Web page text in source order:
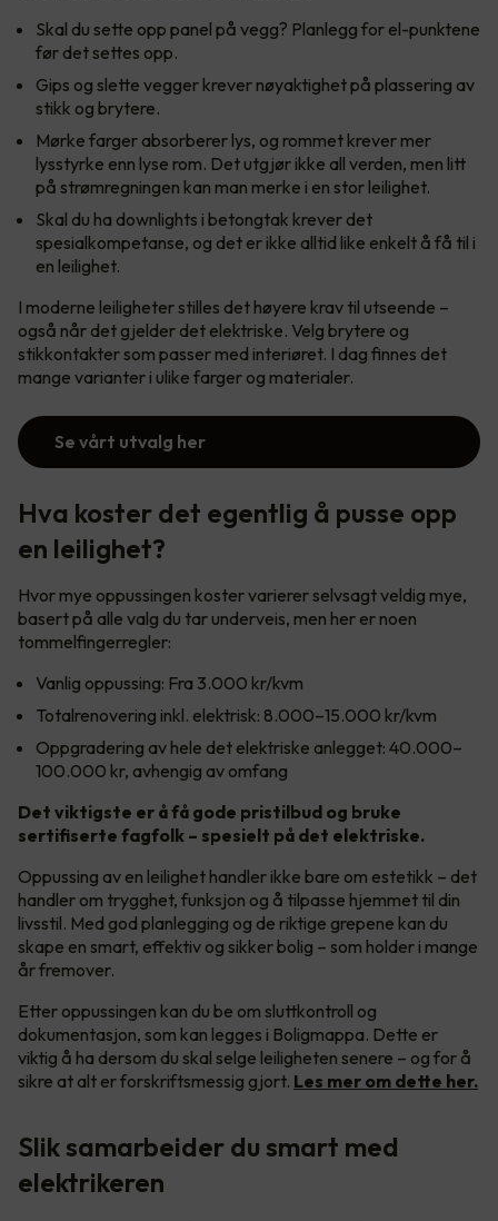
Skal du sette opp panel på vegg? Planlegg for el-punktene
før det settes opp.
Gips og slette vegger krever nøyaktighet på plassering av
stikk og brytere.
Mørke farger absorberer lys, og rommet krever mer
lysstyrke enn lyse rom. Det utgjør ikke all verden, men litt
på strømregningen kan man merke i en stor leilighet.
Skal du ha downlights i betongtak krever det
spesialkompetanse, og det er ikke alltid like enkelt å få til i
en leilighet.
I moderne leiligheter stilles det høyere krav til utseende –
også når det gjelder det elektriske. Velg brytere og
stikkontakter som passer med interiøret. I dag finnes det
mange varianter i ulike farger og materialer.
Se vårt utvalg her
Hva koster det egentlig å pusse opp
en leilighet?
Hvor mye oppussingen koster varierer selvsagt veldig mye,
basert på alle valg du tar underveis, men her er noen
tommelfingerregler:
Vanlig oppussing: Fra 3.000 kr/kvm
Totalrenovering inkl. elektrisk: 8.000–15.000 kr/kvm
Oppgradering av hele det elektriske anlegget: 40.000–
100.000 kr, avhengig av omfang
Det viktigste er å få gode pristilbud og bruke
sertifiserte fagfolk – spesielt på det elektriske.
Oppussing av en leilighet handler ikke bare om estetikk – det
handler om trygghet, funksjon og å tilpasse hjemmet til din
livsstil. Med god planlegging og de riktige grepene kan du
skape en smart, effektiv og sikker bolig – som holder i mange
år fremover.
Etter oppussingen kan du be om sluttkontroll og
dokumentasjon, som kan legges i Boligmappa. Dette er
viktig å ha dersom du skal selge leiligheten senere – og for å
sikre at alt er forskriftsmessig gjort. Les mer om dette her.
Slik samarbeider du smart med
elektrikeren